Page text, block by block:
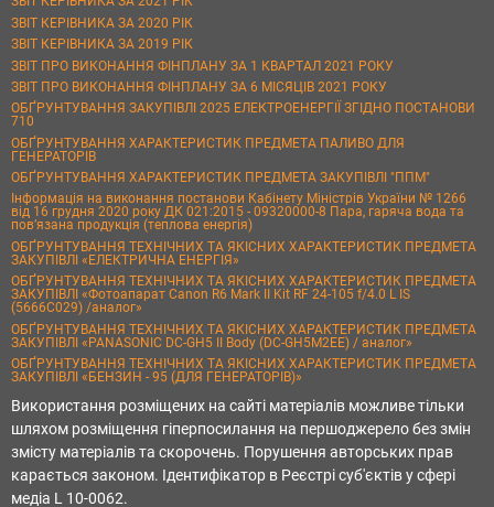
ЗВІТ КЕРІВНИКА ЗА 2020 РІК
ЗВІТ КЕРІВНИКА ЗА 2019 РІК
ЗВІТ ПРО ВИКОНАННЯ ФІНПЛАНУ ЗА 1 КВАРТАЛ 2021 РОКУ
ЗВІТ ПРО ВИКОНАННЯ ФІНПЛАНУ ЗА 6 МІСЯЦІВ 2021 РОКУ
ОБҐРУНТУВАННЯ ЗАКУПІВЛІ 2025 ЕЛЕКТРОЕНЕРГІЇ ЗГІДНО ПОСТАНОВИ
710
ОБҐРУНТУВАННЯ ХАРАКТЕРИСТИК ПРЕДМЕТА ПАЛИВО ДЛЯ
ГЕНЕРАТОРІВ
ОБҐРУНТУВАННЯ ХАРАКТЕРИСТИК ПРЕДМЕТА ЗАКУПІВЛІ "ППМ"
Інформація на виконання постанови Кабінету Міністрів України № 1266
від 16 грудня 2020 року ДК 021:2015 - 09320000-8 Пара, гаряча вода та
пов’язана продукція (теплова енергія)
ОБҐРУНТУВАННЯ ТЕХНІЧНИХ ТА ЯКІСНИХ ХАРАКТЕРИСТИК ПРЕДМЕТА
ЗАКУПІВЛІ «ЕЛЕКТРИЧНА ЕНЕРГІЯ»
ОБҐРУНТУВАННЯ ТЕХНІЧНИХ ТА ЯКІСНИХ ХАРАКТЕРИСТИК ПРЕДМЕТА
ЗАКУПІВЛІ «Фотоапарат Canon R6 Mark II Kit RF 24-105 f/4.0 L IS
(5666C029) /аналог»
ОБҐРУНТУВАННЯ ТЕХНІЧНИХ ТА ЯКІСНИХ ХАРАКТЕРИСТИК ПРЕДМЕТА
ЗАКУПІВЛІ «PANASONIC DC-GH5 II Body (DC-GH5M2EE) / аналог»
ОБҐРУНТУВАННЯ ТЕХНІЧНИХ ТА ЯКІСНИХ ХАРАКТЕРИСТИК ПРЕДМЕТА
ЗАКУПІВЛІ «БЕНЗИН - 95 (ДЛЯ ГЕНЕРАТОРІВ)»
Використання розміщених на сайті матеріалів можливе тільки
шляхом розміщення гіперпосилання на першоджерело без змін
змісту матеріалів та скорочень. Порушення авторських прав
карається законом. Ідентифікатор в Реєстрі суб'єктів у сфері
медіа L 10-0062.